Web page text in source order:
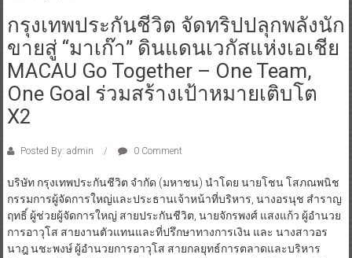
กรุงเทพประกันชีวิต จัดทริปปลุกพลังนัก
ขายสู่ “มาเก๊า” ดินแดนเวกัสแห่งเอเชีย
MACAU Go Together – One Team,
One Goal ร่วมสร้างเป้าหมายเติบโต
X2
Posted By: admin 0 Comment
บริษัท กรุงเทพประกันชีวิต จำกัด (มหาชน) นำโดย นายโชน โสภณพนิช
กรรมการผู้จัดการใหญ่และประธานเจ้าหน้าที่บริหาร, นางอรนุช สำราญ
ฤทธิ์ ผู้ช่วยผู้จัดการใหญ่ สายประกันชีวิต, นายจักรพงศ์ แสงแก้ว ผู้อำนวย
การอาวุโส สายงานตัวแทนและที่ปรึกษาทางการเงิน และ นางสาวอร
นาฎ นชะพงษ์ ผู้อำนวยการอาวุโส สายกลยุทธ์การตลาดและบริหาร